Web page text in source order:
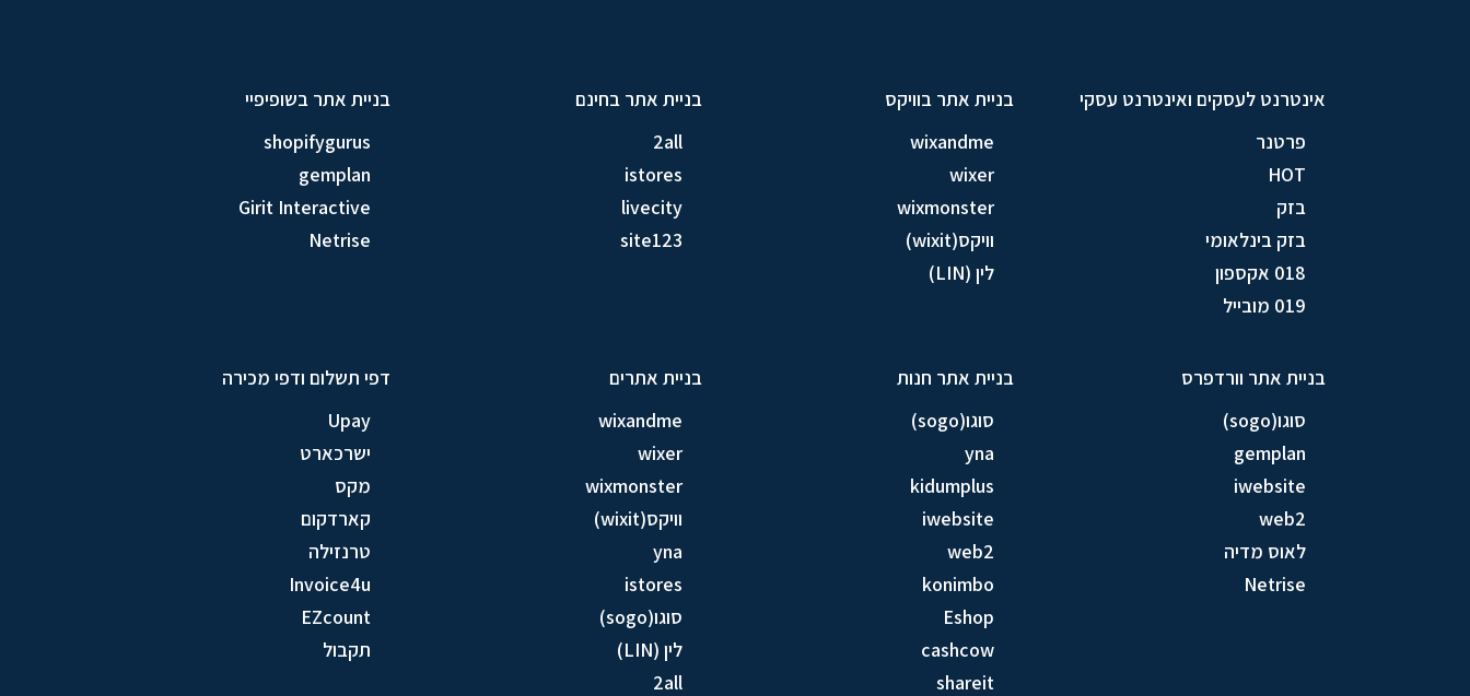
אינטרנט לעסקים ואינטרנט עסקי
פרטנר
HOT
בזק
בזק בינלאומי
018 אקספון
019 מובייל
בניית אתר בוויקס
wixandme
wixer
wixmonster
וויקס(wixit)
לין (LIN)
בניית אתר בחינם
2all
istores
livecity
site123
בניית אתר בשופיפיי
shopifygurus
gemplan
Girit Interactive
Netrise
בניית אתר וורדפרס
סוגו(sogo)
gemplan
iwebsite
web2
לאוס מדיה
Netrise
בניית אתר חנות
סוגו(sogo)
yna
kidumplus
iwebsite
web2
konimbo
Eshop
cashcow
shareit
בניית אתרים
wixandme
wixer
wixmonster
וויקס(wixit)
yna
istores
סוגו(sogo)
לין (LIN)
2all
דפי תשלום ודפי מכירה
Upay
ישרכארט
מקס
קארדקום
טרנזילה
Invoice4u
EZcount
תקבול